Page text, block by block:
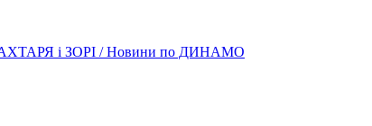
і ЗОРІ / Новини по ДИНАМО